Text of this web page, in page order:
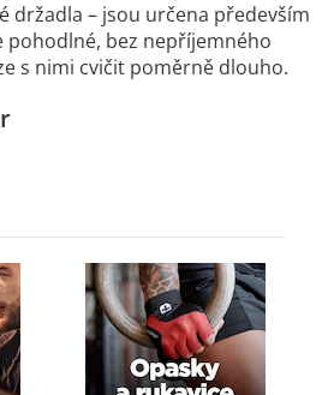
držadla – jsou určena především
pohodlné, bez nepříjemného
s nimi cvičit poměrně dlouho.